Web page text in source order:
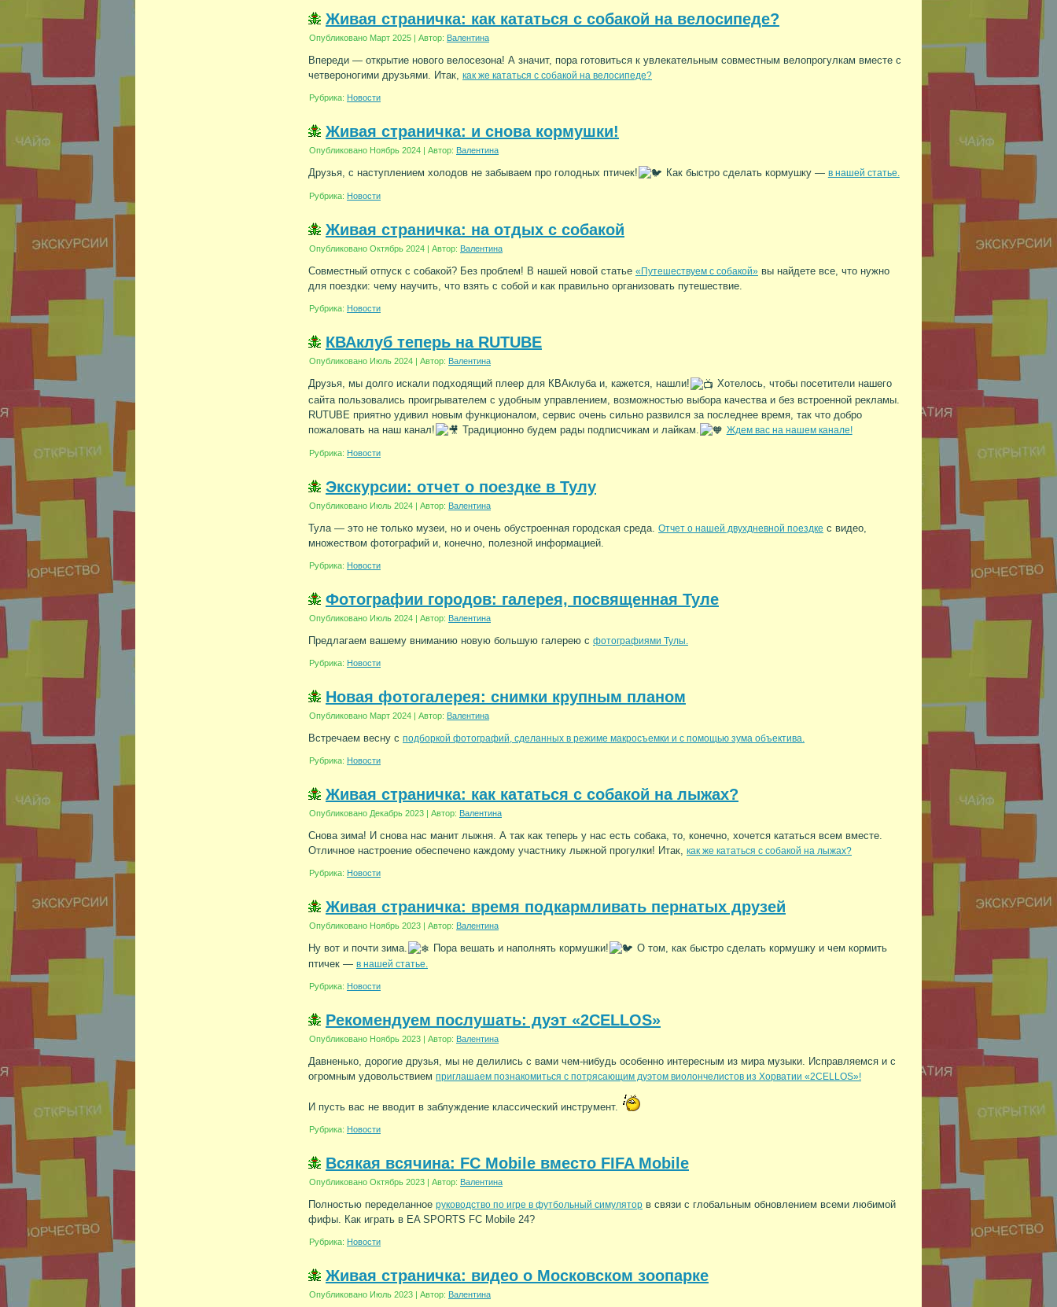
Живая страничка: как кататься с собакой на велосипеде?
Опубликовано Март 2025 | Автор: Валентина
Впереди — открытие нового велосезона! А значит, пора готовиться к увлекательным совместным велопрогулкам вместе с
четвероногими друзьями. Итак, как же кататься с собакой на велосипеде?
Рубрика: Новости
Живая страничка: и снова кормушки!
Опубликовано Ноябрь 2024 | Автор: Валентина
Друзья, с наступлением холодов не забываем про голодных птичек! Как быстро сделать кормушку — в нашей статье.
Рубрика: Новости
Живая страничка: на отдых с собакой
Опубликовано Октябрь 2024 Автор: Валентина
Совместный отпуск с собакой? Без проблем! В нашей новой статье «Путешествуем с собакой» вы найдете все, что нужно
для поездки: чему научить, что взять с собой и как правильно организовать путешествие.
Рубрика: Новости
КВАклуб теперь на RUTUBE
Опубликовано Июль 2024 Автор: Валентина
Друзья, мы долго искали подходящий плеер для КВАклуба и, кажется, нашли!
Хотелось, чтобы посетители нашего
сайта пользовались проигрывателем с удобным управлением, возможностью выбора качества и без встроенной рекламы.
RUTUBE приятно удивил новым функционалом, сервис очень сильно развился за последнее время, так что добро
пожаловать на наш канал!
Традиционно будем рады подписчикам и лайкам. Ждем вас на нашем канале!
Рубрика: Новости
Экскурсии: отчет о поездке в Тулу
Опубликовано Июль 2024 | Автор: Валентина
Тула — это не только музеи, но и очень обустроенная городская среда. Отчет о нашей двухдневной поездке с видео,
множеством фотографий и, конечно, полезной информацией.
Рубрика: Новости
Фотографии городов: галерея, посвященная Туле
Опубликовано Июль 2024 | Автор: Валентина
Предлагаем вашему вниманию новую большую галерею с фотографиями Тулы.
Рубрика: Новости
Новая фотогалерея: снимки крупным планом
Опубликовано Март 2024 | Автор: Валентина
Встречаем весну с подборкой фотографий, сделанных в режиме макросъемки и с помощью зума объектива.
Рубрика: Новости
Живая страничка: как кататься с собакой на лыжах?
Опубликовано Декабрь 2023 | Автор: Валентина
Снова зима! И снова нас манит лыжня. А так как теперь у нас есть собака, то, конечно, хочется кататься всем вместе.
Отличное настроение обеспечено каждому участнику лыжной прогулки! Итак, как же кататься с собакой на лыжах?
Рубрика: Новости
Живая страничка: время подкармливать пернатых друзей
Опубликовано Ноябрь 2023 | Автор: Валентина
Ну вот и почти зима. Пора вешать и наполнять кормушки!
О том, как быстро сделать кормушку и чем кормить
птичек — в нашей статье.
Рубрика: Новости
Рекомендуем послушать: дуэт «2CELLOS»
Опубликовано Ноябрь 2023 | Автор: Валентина
Давненько, дорогие друзья, мы не делились с вами чем-нибудь особенно интересным из мира музыки. Исправляемся и с
огромным удовольствием приглашаем познакомиться с потрясающим дуэтом виолончелистов из Хорватии «2CELLOS»!
И пусть вас не вводит в заблуждение классический инструмент.
Рубрика: Новости
Всякая всячина: FC Mobile вместо FIFA Mobile
Опубликовано Октябрь 2023 | Автор: Валентина
Полностью переделанное руководство по игре в футбольный симулятор в связи с глобальным обновлением всеми любимой
фифы. Как играть в EA SPORTS FC Mobile 24?
Рубрика: Новости
Живая страничка: видео о Московском зоопарке
Опубликовано Июль 2023 | Автор: Валентина